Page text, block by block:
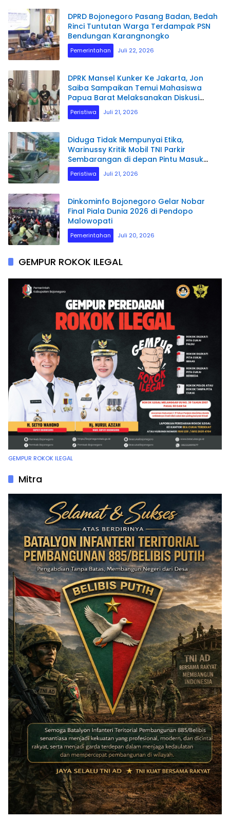
DPRD Bojonegoro Pasang Badan, Bedah
Rinci Tuntutan Warga Terdampak PSN
Bendungan Karangnongko
Pemerintahan Juli 22, 2026
DPRK Mansel Kunker Ke Jakarta, Jon
Saiba Sampaikan Temui Mahasiswa
Papua Barat Melaksanakan Diskusi
Terkait Masa Depan Sumber daya
Manusia.
Peristiwa Juli 21, 2026
Diduga Tidak Mempunyai Etika,
Warinussy Kritik Mobil TNI Parkir
Sembarangan di depan Pintu Masuk
Pengadilan Negeri Manokwari.
Peristiwa Juli 21, 2026
Dinkominfo Bojonegoro Gelar Nobar
Final Piala Dunia 2026 di Pendopo
Malowopati
Pemerintahan Juli 20, 2026
GEMPUR ROKOK ILEGAL
GEMPUR ROKOK ILEGAL
Mitra